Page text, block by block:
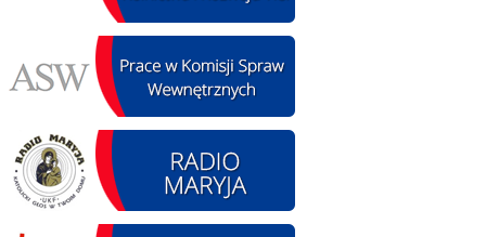
SIERPIEŃ
12
12.08.2026 r. -
Oddanie drogi.
Kiełbasy
czytaj więcej